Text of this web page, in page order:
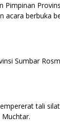
Pimpinan
acara berbuka
Sumbar
tali